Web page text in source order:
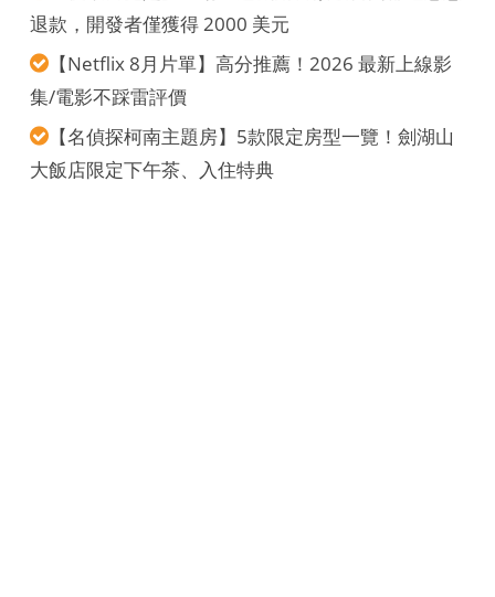
退款，開發者僅獲得 2000 美元
【Netflix 8月片單】高分推薦！2026 最新上線影
集/電影不踩雷評價
【名偵探柯南主題房】5款限定房型一覽！劍湖山
大飯店限定下午茶、入住特典